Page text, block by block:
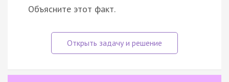
Объясните этот факт.